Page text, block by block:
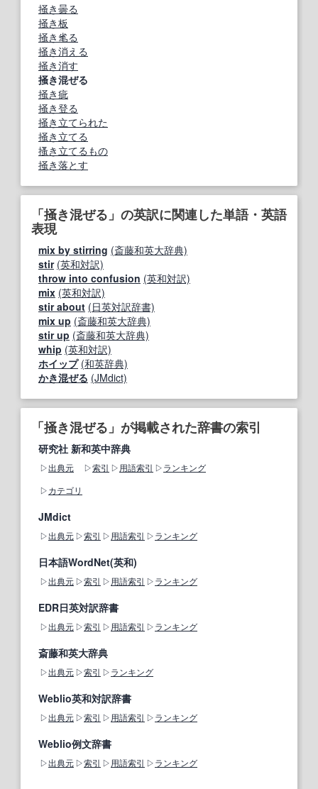
掻き曇る
掻き板
掻き毟る
掻き消える
掻き消す
掻き混ぜる
掻き疵
掻き登る
掻き立てられた
掻き立てる
搔き立てるもの
掻き落とす
「掻き混ぜる」の英訳に関連した単語・英語
表現
mix by stirring (斎藤和英大辞典)
stir (英和対訳)
throw into confusion (英和対訳)
mix (英和対訳)
stir about (日英対訳辞書)
mix up (斎藤和英大辞典)
stir up (斎藤和英大辞典)
whip (英和対訳)
ホイップ (和英辞典)
かき混ぜる (JMdict)
「掻き混ぜる」が掲載された辞書の索引
研究社 新和英中辞典
出典元 索引 用語索引
ランキング
カテゴリ
JMdict
出典元 索引 用語索引 ランキング
日本語WordNet(英和)
出典元 索引 用語索引 ランキング
EDR日英対訳辞書
出典元 索引 用語索引 ランキング
斎藤和英大辞典
出典元 索引 ランキング
Weblio英和対訳辞書
出典元 索引 用語索引 ランキング
Weblio例文辞書
出典元 索引 用語索引 ランキング